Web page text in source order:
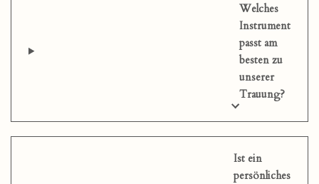
Welches
Instrument
passt am
besten zu
unserer
Trauung?
Ist ein
persönliches